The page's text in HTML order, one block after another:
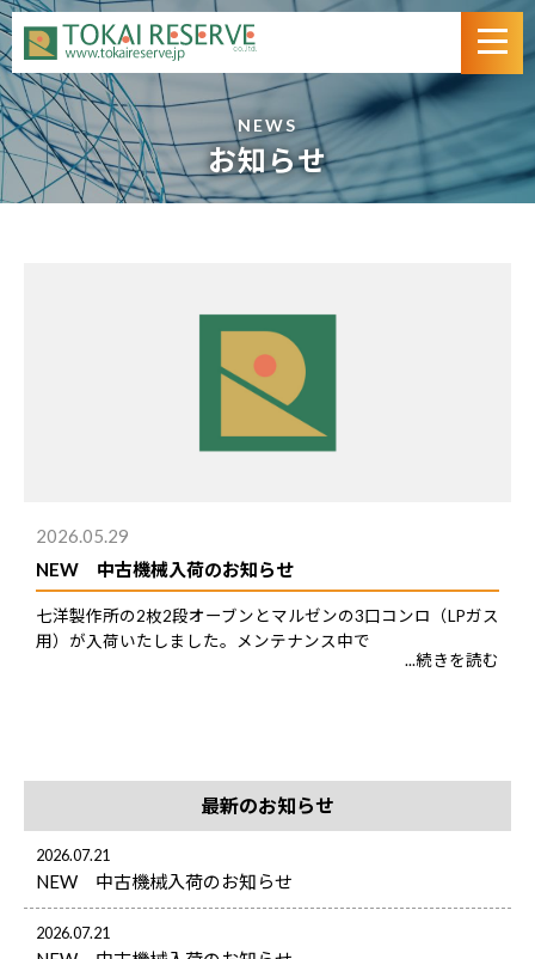
NEWS
お知らせ
2026.05.29
NEW 中古機械入荷のお知らせ
七洋製作所の2枚2段オーブンとマルゼンの3口コンロ（LPガス
用）が入荷いたしました。メンテナンス中で
...続きを読む
最新のお知らせ
2026.07.21
NEW 中古機械入荷のお知らせ
2026.07.21